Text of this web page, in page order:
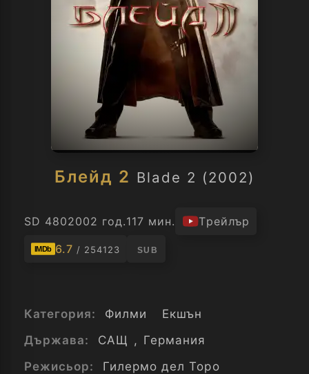
Блейд 2 Blade 2 (2002)
SD 4802002 год.117 мин. Трейлър
IMDb 6.7 / 254123 SUB
Категория: Филми
Екшън
Държава:
САЩ , Германия
Режисьор:
Гилермо дел Торо